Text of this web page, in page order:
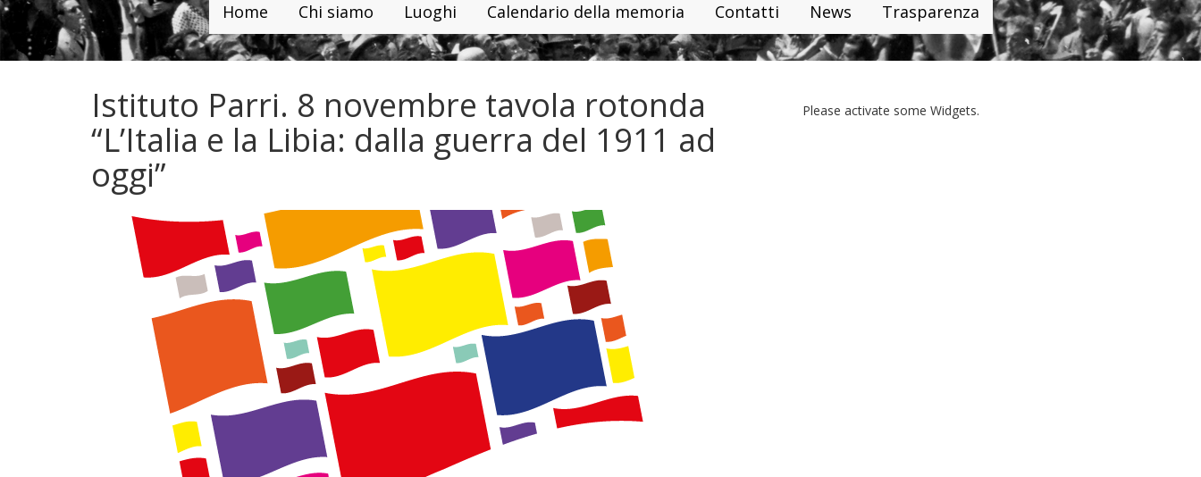
Home Chi siamo Luoghi Calendario della memoria Contatti News Trasparenza
Istituto Parri. 8 novembre tavola rotonda
“L’Italia e la Libia: dalla guerra del 1911 ad
oggi”
Please activate some Widgets.